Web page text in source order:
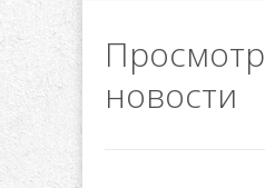
Просмотр
новости